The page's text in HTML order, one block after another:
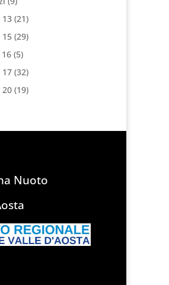
(21)
(29)
(5)
(32)
(19)
Nuoto